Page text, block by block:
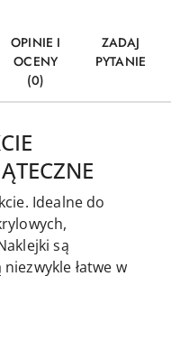
OPINIE I
OCENY
(0)
ZADAJ
PYTANIE
Idealne do
są
łatwe w